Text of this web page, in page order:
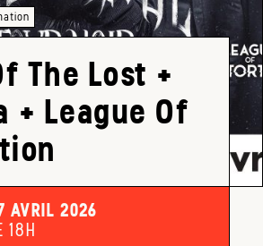
The Lost +
+ League Of
AVRIL 2026
18H